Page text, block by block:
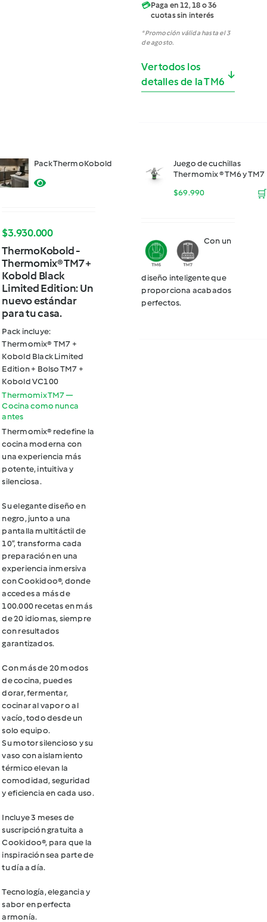
💳Paga en 12, 18 o 36
cuotas sin interés
*Promoción válida hasta el 3
de agosto.
Ver todos los
detalles de la TM6
↓
Pack ThermoKobold
$3.930.000
ThermoKobold -
Thermomix® TM7 +
Kobold Black
Limited Edition: Un
nuevo estándar
para tu casa.
Pack incluye:
Thermomix® TM7 +
Kobold Black Limited
Edition + Bolso TM7 +
Kobold VC100
Thermomix TM7 —
Cocina como nunca
antes
Thermomix® redefine la
cocina moderna con
una experiencia más
potente, intuitiva y
silenciosa.
Su elegante diseño en
negro, junto a una
pantalla multitáctil de
10”, transforma cada
preparación en una
experiencia inmersiva
con Cookidoo®, donde
accedes a más de
100.000 recetas en más
de 20 idiomas, siempre
con resultados
garantizados.
Con más de 20 modos
de cocina, puedes
dorar, fermentar,
cocinar al vapor o al
vacío, todo desde un
solo equipo.
Su motor silencioso y su
vaso con aislamiento
térmico elevan la
comodidad, seguridad
y eficiencia en cada uso.
Incluye 3 meses de
suscripción gratuita a
Cookidoo®, para que la
inspiración sea parte de
tu día a día.
Tecnología, elegancia y
sabor en perfecta
armonía.
Juego de cuchillas
Thermomix ® TM6 y TM7
$69.990 🛒
Con un
diseño inteligente que
proporciona acabados
perfectos.